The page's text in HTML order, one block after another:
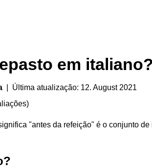
em italiano?
| Última atualização: 12. August 2021
)
"antes da refeição" é o conjunto de